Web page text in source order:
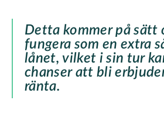
Detta kommer på sätt
fungera som en extra
lånet, vilket i sin tur
chanser att bli
ränta.